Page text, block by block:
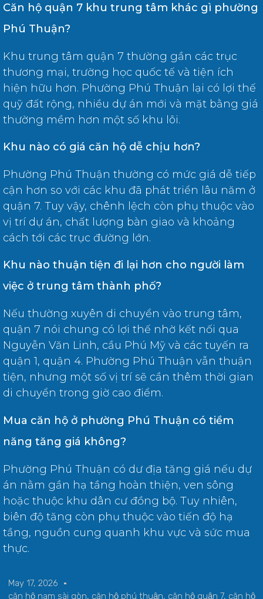
Căn hộ quận 7 khu trung tâm khác gì phường
Phú Thuận?
Khu trung tâm quận 7 thường gần các trục
thương mại, trường học quốc tế và tiện ích
hiện hữu hơn. Phường Phú Thuận lại có lợi thế
quỹ đất rộng, nhiều dự án mới và mặt bằng giá
thường mềm hơn một số khu lõi.
Khu nào có giá căn hộ dễ chịu hơn?
Phường Phú Thuận thường có mức giá dễ tiếp
cận hơn so với các khu đã phát triển lâu năm ở
quận 7. Tuy vậy, chênh lệch còn phụ thuộc vào
vị trí dự án, chất lượng bàn giao và khoảng
cách tới các trục đường lớn.
Khu nào thuận tiện đi lại hơn cho người làm
việc ở trung tâm thành phố?
Nếu thường xuyên di chuyển vào trung tâm,
quận 7 nói chung có lợi thế nhờ kết nối qua
Nguyễn Văn Linh, cầu Phú Mỹ và các tuyến ra
quận 1, quận 4. Phường Phú Thuận vẫn thuận
tiện, nhưng một số vị trí sẽ cần thêm thời gian
di chuyển trong giờ cao điểm.
Mua căn hộ ở phường Phú Thuận có tiềm
năng tăng giá không?
Phường Phú Thuận có dư địa tăng giá nếu dự
án nằm gần hạ tầng hoàn thiện, ven sông
hoặc thuộc khu dân cư đồng bộ. Tuy nhiên,
biên độ tăng còn phụ thuộc vào tiến độ hạ
tầng, nguồn cung quanh khu vực và sức mua
thực.
May 17, 2026
căn hộ nam sài gòn, căn hộ phú thuận, căn hộ quận 7, căn hộ